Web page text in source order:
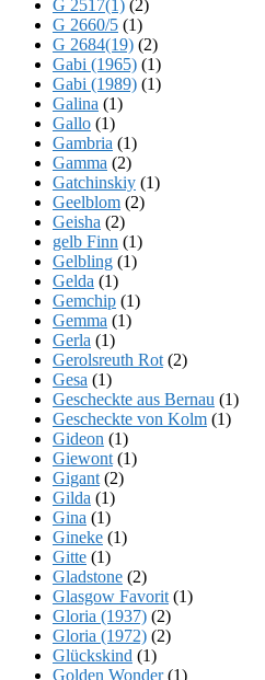
G 2517(1) (2)
G 2660/5 (1)
G 2684(19) (2)
Gabi (1965) (1)
Gabi (1989) (1)
Galina (1)
Gallo (1)
Gambria (1)
Gamma (2)
Gatchinskiy (1)
Geelblom (2)
Geisha (2)
gelb Finn (1)
Gelbling (1)
Gelda (1)
Gemchip (1)
Gemma (1)
Gerla (1)
Gerolsreuth Rot (2)
Gesa (1)
Gescheckte aus Bernau (1)
Gescheckte von Kolm (1)
Gideon (1)
Giewont (1)
Gigant (2)
Gilda (1)
Gina (1)
Gineke (1)
Gitte (1)
Gladstone (2)
Glasgow Favorit (1)
Gloria (1937) (2)
Gloria (1972) (2)
Glückskind (1)
Golden Wonder(1)